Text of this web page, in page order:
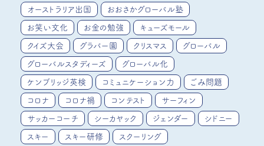
オーストラリア出国 おおさかグローバル塾
お笑い文化 お金の勉強 キューズモール
クイズ大会 グラバー園 クリスマス グローバル
グローバルスタディーズ グローバル化
ケンブリッジ英検 コミュニケーション力 ごみ問題
コロナ コロナ禍 コンテスト サーフィン
サッカーコーチ シーカヤック ジェンダー シドニー
スキー スキー研修 スクーリング